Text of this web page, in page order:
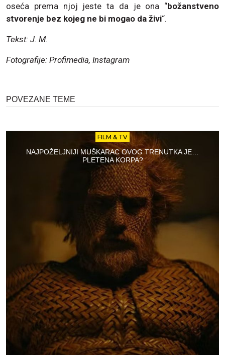
oseća prema njoj jeste ta da je ona “božanstveno
stvorenje bez kojeg ne bi mogao da živi“.
Tekst: J. M.
Fotografije: Profimedia, Instagram
POVEZANE TEME
FILM & TV
NAJPOŽELJNIJI MUŠKARAC OVOG TRENUTKA JE…
PLETENA KORPA?